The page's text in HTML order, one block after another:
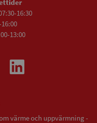
16:30
13:00
värme och uppvärmning -